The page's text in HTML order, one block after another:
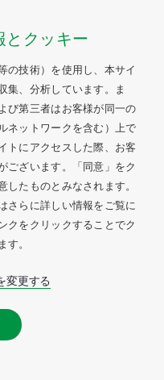
とクッキー
の技術）を使用し、本サイ
集、分析しています。ま
び第三者はお客様が同一の
ネットワークを含む）上で
トにアクセスした際、お客
ございます。「同意」をク
したものとみなされます。
さらに詳しい情報をご覧に
クをクリックすることでク
す。
変更する